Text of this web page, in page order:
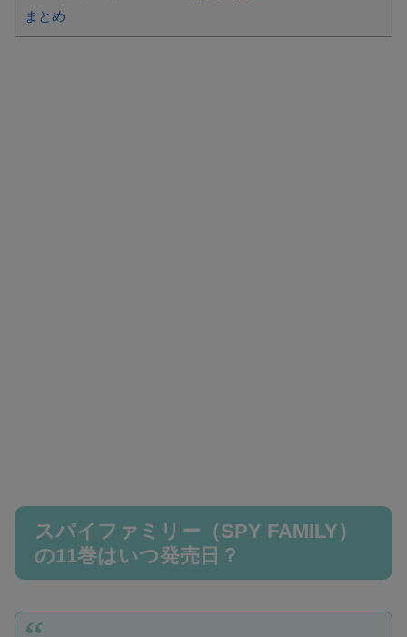
まとめ
スパイファミリー（SPY FAMILY）
の11巻はいつ発売日？